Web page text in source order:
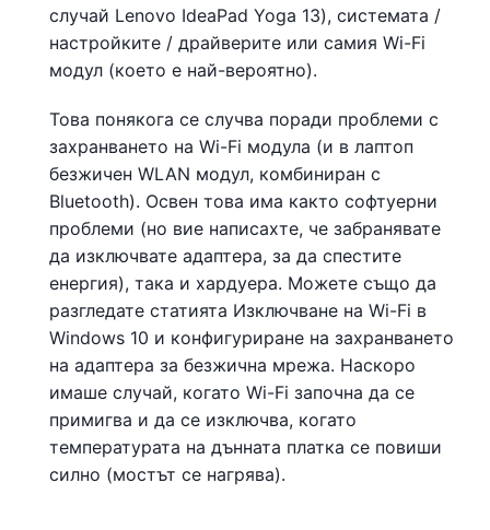
случай Lenovo IdeaPad Yoga 13), системата /
настройките / драйверите или самия Wi-Fi
модул (което е най-вероятно).
Това понякога се случва поради проблеми с
захранването на Wi-Fi модула (и в лаптоп
безжичен WLAN модул, комбиниран с
Bluetooth). Освен това има както софтуерни
проблеми (но вие написахте, че забранявате
да изключвате адаптера, за да спестите
енергия), така и хардуера. Можете също да
разгледате статията Изключване на Wi-Fi в
Windows 10 и конфигуриране на захранването
на адаптера за безжична мрежа. Наскоро
имаше случай, когато Wi-Fi започна да се
примигва и да се изключва, когато
температурата на дънната платка се повиши
силно (мостът се нагрява).